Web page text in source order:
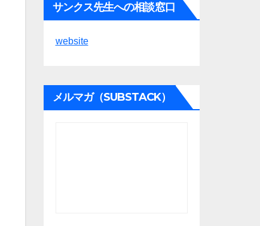
サンクス先生への相談窓口
website
メルマガ（SUBSTACK）